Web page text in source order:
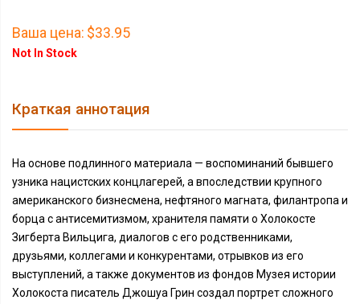
Ваша цена: $33.95
Not In Stock
Краткая аннотация
На основе подлинного материала — воспоминаний бывшего
узника нацистских концлагерей, а впоследствии крупного
американского бизнесмена, нефтяного магната, филантропа и
борца с антисемитизмом, хранителя памяти о Холокосте
Зигберта Вильцига, диалогов с его родственниками,
друзьями, коллегами и конкурентами, отрывков из его
выступлений, а также документов из фондов Музея истории
Холокоста писатель Джошуа Грин создал портрет сложного